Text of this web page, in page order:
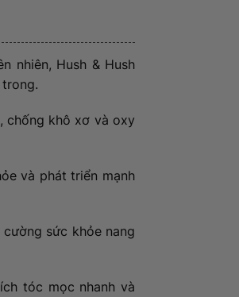
nhiên, Hush & Hush
chống khô xơ và oxy
và phát triển mạnh
sức khỏe nang
tóc mọc nhanh và